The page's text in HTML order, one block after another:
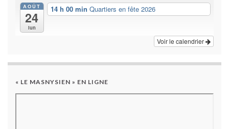
AOÛT
24
lun
14 h 00 min Quartiers en fête 2026
Voir le calendrier
« LE MASNYSIEN » EN LIGNE